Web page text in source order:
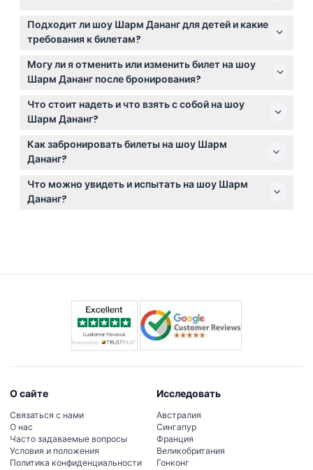
точное время при бронировании онлайн.
Шоу проходит в Доме культуры труда Дананг,
расположенном по адресу ул. Кач Ман Танг Там, 2 в
районе Хай Чау, Дананг.
Подходит ли шоу Шарм Дананг для детей и какие
требования к билетам?
Дети ниже 80 см проходят бесплатно, но без места;
дети ростом от 80 до 120 см должны иметь детский
билет, а ростом выше 120 см – взрослый билет. Шоу
подходит для всей семьи и всех возрастов.
Могу ли я отменить или изменить билет на шоу
Шарм Дананг после бронирования?
Нет — билеты, забронированные онлайн, не
подлежат отмене, возврату или изменению, поэтому
убедитесь в своих планах перед покупкой.
Что стоит надеть и что взять с собой на шоу
Шарм Дананг?
Рекомендуется носить повседневную и удобную
одежду для комфортного просмотра. Лучше прийти
заранее, чтобы занять хорошие места и спокойно
устроиться.
Как забронировать билеты на шоу Шарм
Дананг?
Вы можете легко забронировать билеты онлайн
прямо на этом сайте, где также можно проверить
доступность билетов на предпочитаемое время.
Что можно увидеть и испытать на шоу Шарм
Дананг?
вдохновленными культурой Чам и местным
О сайте
Связаться с нами
О нас
Часто задаваемые вопросы
Условия и положения
Политика конфиденциальности
Исследовать
Австралия
Сингапур
Франция
Великобритания
Гонконг